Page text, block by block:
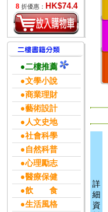
8 折優惠： HK$74.4
●二樓推薦
●文學小說
●商業理財
●藝術設計
●人文史地
●社會科學
●自然科普
●心理勵志
●醫療保健
●飲 食
●生活風格
詳
細
資